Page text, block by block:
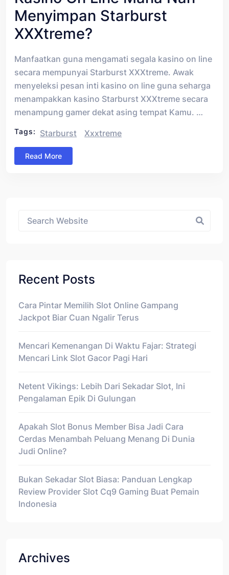
Menyimpan Starburst
XXXtreme?
Manfaatkan guna mengamati segala kasino on line
secara mempunyai Starburst XXXtreme. Awak
menyeleksi pesan inti kasino on line guna seharga
menampakkan kasino Starburst XXXtreme secara
menampung gamer dekat asing tempat Kamu. …
Tags: Starburst Xxxtreme
Read More
Recent Posts
Cara Pintar Memilih Slot Online Gampang
Jackpot Biar Cuan Ngalir Terus
Mencari Kemenangan Di Waktu Fajar: Strategi
Mencari Link Slot Gacor Pagi Hari
Netent Vikings: Lebih Dari Sekadar Slot, Ini
Pengalaman Epik Di Gulungan
Apakah Slot Bonus Member Bisa Jadi Cara
Cerdas Menambah Peluang Menang Di Dunia
Judi Online?
Bukan Sekadar Slot Biasa: Panduan Lengkap
Review Provider Slot Cq9 Gaming Buat Pemain
Indonesia
Archives